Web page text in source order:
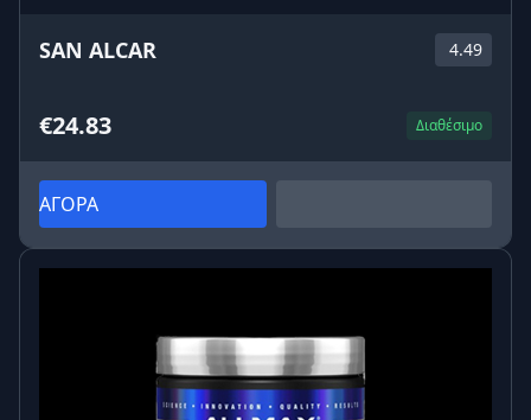
SAN ALCAR 4.49
€24.83 Διαθέσιμο
ΑΓΟΡΑ